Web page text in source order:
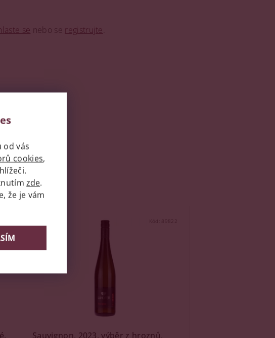
se nebo se registrujte
Kód: 89822
Sauvignon, 2023, výběr z hroznů,
od vás
cookies,
zde.
že je vám